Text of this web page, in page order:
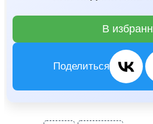
В
Поделиться